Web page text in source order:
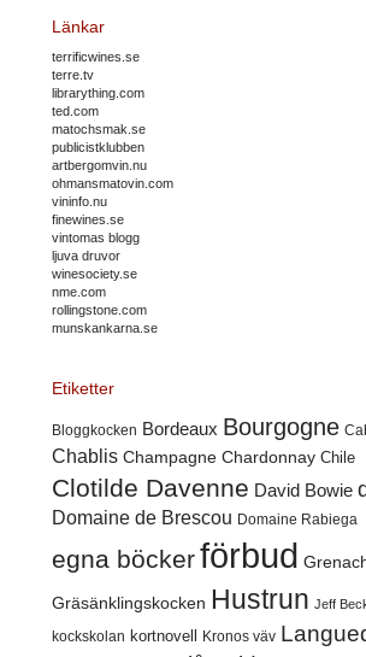
Länkar
terrificwines.se
terre.tv
librarything.com
ted.com
matochsmak.se
publicistklubben
artbergomvin.nu
ohmansmatovin.com
vininfo.nu
finewines.se
vintomas blogg
ljuva druvor
winesociety.se
nme.com
rollingstone.com
munskankarna.se
Etiketter
Bloggkocken Bordeaux Bourgogne
Chablis Champagne Chardonnay Chile
Clotilde Davenne David Bowie
Domaine de Brescou Domaine Rabiega
egna böckerförbud
Gräsänklingskocken Hustrun Jeff
kockskolan kortnovell Kronos väv